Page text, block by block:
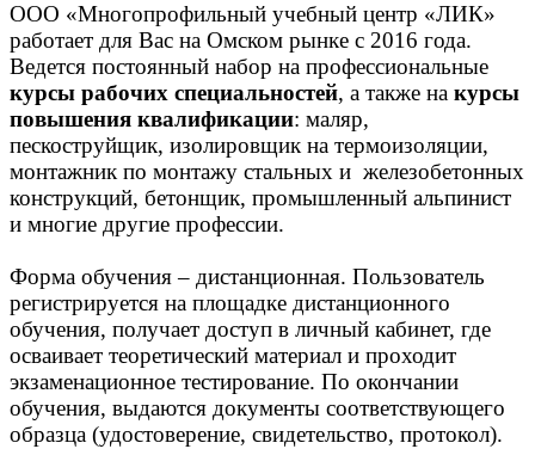
ООО «Многопрофильный учебный центр «ЛИК»
работает для Вас на Омском рынке с 2016 года.
Ведется постоянный набор на профессиональные
курсы рабочих специальностей, а также на курсы
повышения квалификации: маляр,
пескоструйщик, изолировщик на термоизоляции,
монтажник по монтажу стальных и железобетонных
конструкций, бетонщик, промышленный альпинист
и многие другие профессии.
Форма обучения – дистанционная. Пользователь
регистрируется на площадке дистанционного
обучения, получает доступ в личный кабинет, где
осваивает теоретический материал и проходит
экзаменационное тестирование. По окончании
обучения, выдаются документы соответствующего
образца (удостоверение, свидетельство, протокол).